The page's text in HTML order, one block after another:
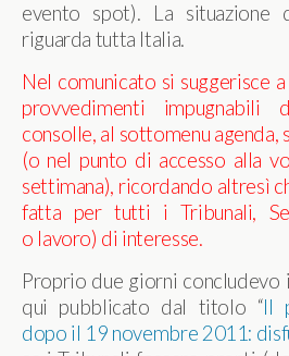
evento spot). La situazione
riguarda tutta Italia.
Nel comunicato si suggerisce
provvedimenti impugnabili
consolle, al sottomenu agenda,
(o nel punto di accesso alla
settimana), ricordando altresì
fatta per tutti i Tribunali,
o lavoro) di interesse.
Proprio due giorni
qui pubblicato dal titolo “Il
dopo il 19 novembre 2011: